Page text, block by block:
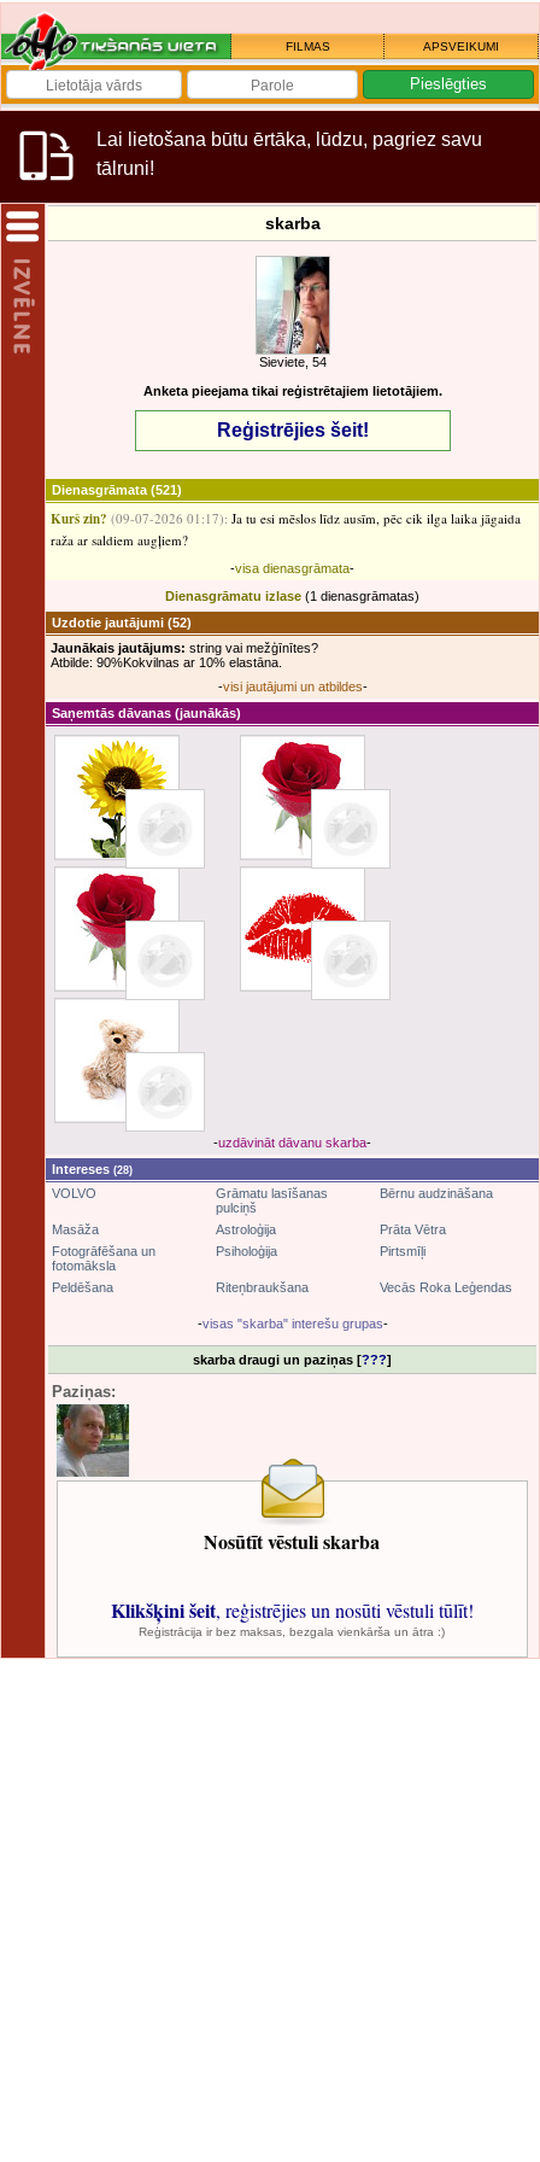
FILMAS APSVEIKUMI
Lai lietošana būtu ērtāka, lūdzu, pagriez savu
tālruni!
skarba
Sieviete, 54
Anketa pieejama tikai reģistrētajiem lietotājiem.
Reģistrējies šeit!
Dienasgrāmata (521)
Kurš zin? (09-07-2026 01:17): Ja tu esi mēslos līdz ausīm, pēc cik ilga laika jāgaida
raža ar saldiem augļiem?
-visa dienasgrāmata-
Dienasgrāmatu izlase (1 dienasgrāmatas)
Uzdotie jautājumi (52)
Jaunākais jautājums: string vai mežģīnītes?
Atbilde: 90%Kokvilnas ar 10% elastāna.
-visi jautājumi un atbildes-
Saņemtās dāvanas (jaunākās)
-uzdāvināt dāvanu skarba-
Intereses (28)
VOLVO
Grāmatu lasīšanas
pulciņš
Bērnu audzināšana
Masāža Astroloģija
Prāta Vētra
Fotogrāfēšana un
fotomāksla
Psiholoģija Pirtsmīļi
Peldēšana Riteņbraukšana Vecās Roka Leģendas
-visas "skarba" interešu grupas-
skarba draugi un paziņas [???]
Paziņas:
Nosūtīt vēstuli skarba
Klikšķini šeit, reģistrējies un nosūti vēstuli tūlīt!
Reģistrācija ir bez maksas, bezgala vienkārša un ātra :)